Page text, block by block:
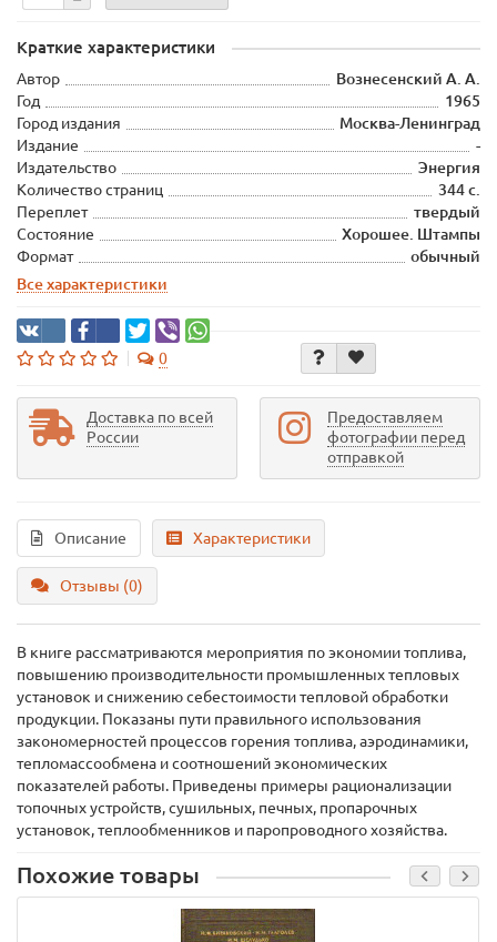
Краткие характеристики
Автор
Вознесенский А. А.
Год
1965
Город издания
Москва-Ленинград
Издание
-
Издательство
Энергия
Количество страниц
344 с.
Переплет
твердый
Состояние
Хорошее. Штампы
Формат
обычный
Все характеристики
0
Доставка по всей
России
Предоставляем
фотографии перед
отправкой
Описание Характеристики
Отзывы (0)
В книге рассматриваются мероприятия по экономии топлива,
повышению производительности промышленных тепловых
установок и снижению себестоимости тепловой обработки
продукции. Показаны пути правильного использования
закономерностей процессов горения топлива, аэродинамики,
тепломассообмена и соотношений экономических
показателей работы. Приведены примеры рационализации
топочных устройств, сушильных, печных, пропарочных
установок, теплообменников и паропроводного хозяйства.
Похожие товары